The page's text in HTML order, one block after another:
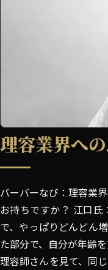
理容業界へ
バーバーなび：理容業
お持ちですか？ 江口
で、やっぱりどんどん
た部分で、自分が年齢
理容師さんを見て、同